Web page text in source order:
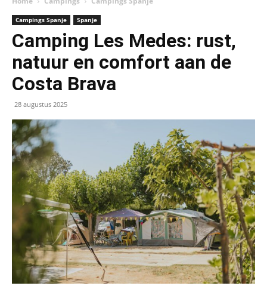
Campings Spanje Spanje
Camping Les Medes: rust,
natuur en comfort aan de
Costa Brava
28 augustus 2025